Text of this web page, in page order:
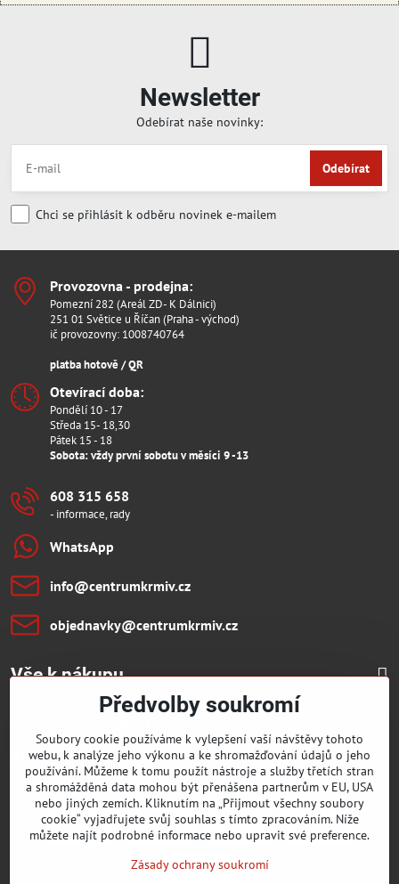
Newsletter
Odebírat naše novinky:
Odebírat
Chci se přihlásit k odběru novinek e-mailem
Provozovna - prodejna:
Pomezní 282 (Areál ZD- K Dálnici)
251 01 Světice u Říčan (Praha - východ)
ič provozovny: 1008740764
platba hotově / QR
Otevírací doba:
Pondělí 10 - 17
Středa 15- 18,30
Pátek 15 - 18
Sobota: vždy první sobotu v měsíci 9 -13
608 315 658
- informace, rady
WhatsApp
info​@centrumkrmiv​.cz
objednavky​@centrumkrmiv​.cz
Vše k nákupu
Facebook Youtube
Předvolby soukromí
Soubory cookie používáme k vylepšení vaší návštěvy tohoto
webu, k analýze jeho výkonu a ke shromažďování údajů o jeho
používání. Můžeme k tomu použít nástroje a služby třetích stran
a shromážděná data mohou být přenášena partnerům v EU, USA
nebo jiných zemích. Kliknutím na „Přijmout všechny soubory
cookie“ vyjadřujete svůj souhlas s tímto zpracováním. Níže
můžete najít podrobné informace nebo upravit své preference.
Zásady ochrany soukromí